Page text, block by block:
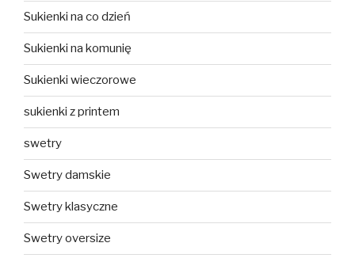
Sukienki na co dzień
Sukienki na komunię
Sukienki wieczorowe
sukienki z printem
swetry
Swetry damskie
Swetry klasyczne
Swetry oversize